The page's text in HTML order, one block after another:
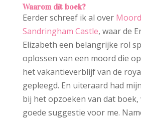
Waarom dit boek?
Eerder schreef ik al over
Sandringham Castle, waar de
Elizabeth een belangrijke rol
oplossen van een moord die
het vakantieverblijf van de
gepleegd. En uiteraard had
bij het opzoeken van dat boek,
goede suggestie voor me.